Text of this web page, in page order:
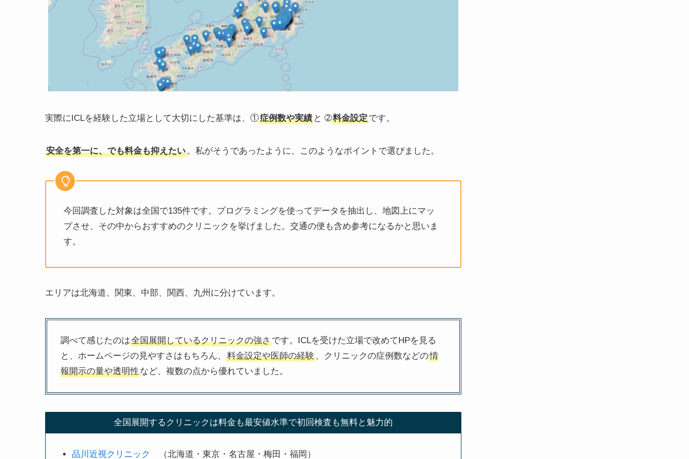
実際にICLを経験した立場として大切にした基準は、 ①症例数や実績 と ➁料金設定です。
安全を第一に、でも料金も抑えたい 。私がそうであったように、このようなポイントで選びました。
今回調査した対象は全国で135件です。プログラミングを使ってデータを抽出し、地図上にマッ
プさせ、その中からおすすめのクリニックを挙げました。交通の便も含め参考になるかと思いま
す。
エリアは北海道、関東、中部、関西、九州に分けています。
調べて感じたのは全国展開しているクリニックの強さです。ICLを受けた立場で改めてHPを見る
と、ホームページの見やすさはもちろん、
料金設定や医師の経験、クリニックの症例数などの情
報開示の量や透明性など、複数の点から優れていました。
全国展開するクリニックは料金も最安値水準で初回検査も無料と魅力的
品川近視クリニック （北海道・東京・名古屋・梅田・福岡）